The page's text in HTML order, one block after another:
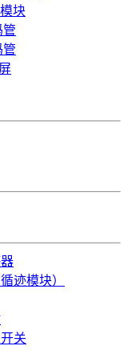
块
管
管
迹模块）
关